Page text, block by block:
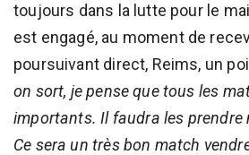
toujours dans la lutte pour le
est engagé, au moment de
poursuivant direct, Reims, un
on sort, je pense que tous les
importants. Il faudra les prendre
Ce sera un très bon match